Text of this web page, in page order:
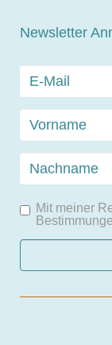
Newsletter
Mit meiner